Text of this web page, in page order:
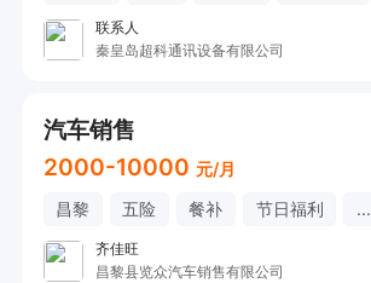
联系人
秦皇岛超科通讯设备有限公司
汽车销售
2000-10000 元/月
昌黎 五险 餐补 节日福利 ...
齐佳旺
昌黎县览众汽车销售有限公司